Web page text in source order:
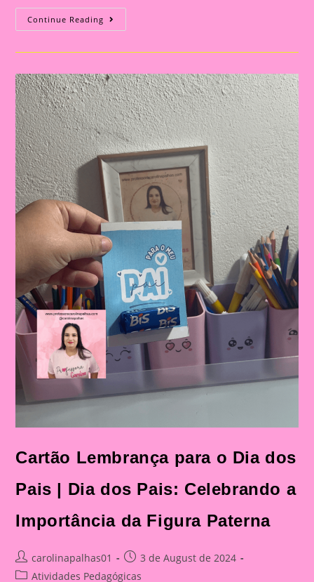
Continue Reading Atividade
Para
Dia
Dia
Dos
Pais:
Celebração
E
Aprendizado
Na
Educação
Infantil
E
Fundamental
Cartão Lembrança para o Dia dos
Pais | Dia dos Pais: Celebrando a
Importância da Figura Paterna
Post
author:
carolinapalhas01
Post
published:
3 de August de 2024
PostAtividades Pedagógicas